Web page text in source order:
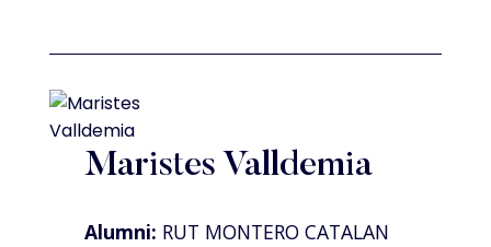
Maristes Valldemia
Alumni: RUT MONTERO CATALAN